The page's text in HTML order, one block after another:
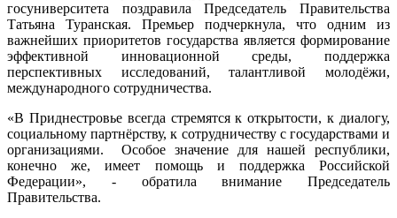
госуниверситета поздравила Председатель Правительства
Татьяна Туранская. Премьер подчеркнула, что одним из
важнейших приоритетов государства является формирование
эффективной инновационной среды, поддержка
перспективных исследований, талантливой молодёжи,
международного сотрудничества.
«В Приднестровье всегда стремятся к открытости, к диалогу,
социальному партнёрству, к сотрудничеству с государствами и
организациями. Особое значение для нашей республики,
конечно же, имеет помощь и поддержка Российской
Федерации», - обратила внимание Председатель
Правительства.